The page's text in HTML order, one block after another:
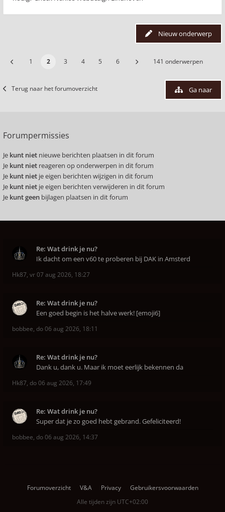
Nieuw onderwerp
1 2 3 4 5 6 141 onderwerpen
Terug naar het forumoverzicht Ga naar
Forumpermissies
Je kunt niet nieuwe berichten plaatsen in dit forum
Je kunt niet reageren op onderwerpen in dit forum
Je kunt niet je eigen berichten wijzigen in dit forum
Je kunt niet je eigen berichten verwijderen in dit forum
Je kunt geen bijlagen plaatsen in dit forum
Re: Wat drink je nu?
Ik dacht om een v60 te proberen bij DAK in Amsterd
Hk87, vr 07 aug 2026, 18:27
Re: Wat drink je nu?
Een goed begin is het halve werk! [emoji6]
bobbee, do 06 aug 2026, 18:11
Re: Wat drink je nu?
Dank u, dank u. Maar ik moet eerlijk bekennen da
Hk87, do 06 aug 2026, 17:49
Re: Wat drink je nu?
Super dat je zo goed hebt gebrand. Gefeliciteerd!
bobbee, do 06 aug 2026, 14:37
Forumoverzicht V&A Privacy
Gebruikersvoorwaarden
Alle tijden zijn UTC+02:00